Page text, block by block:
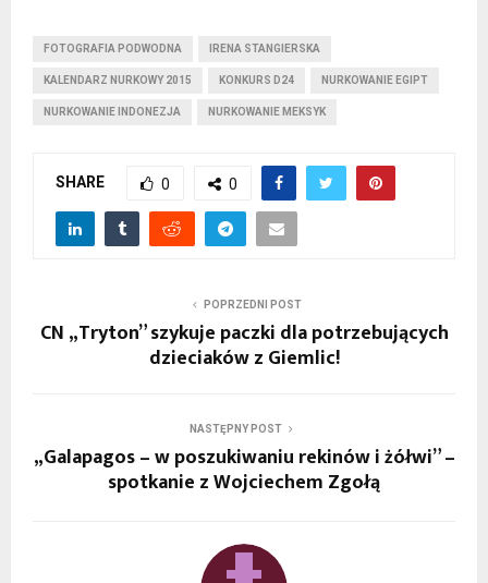
FOTOGRAFIA PODWODNA IRENA STANGIERSKA
KALENDARZ NURKOWY 2015 KONKURS D24 NURKOWANIE EGIPT
NURKOWANIE INDONEZJA NURKOWANIE MEKSYK
SHARE 0 0
POPRZEDNI POST
CN „Tryton” szykuje paczki dla potrzebujących
dzieciaków z Giemlic!
NASTĘPNY POST
„Galapagos – w poszukiwaniu rekinów i żółwi” –
spotkanie z Wojciechem Zgołą